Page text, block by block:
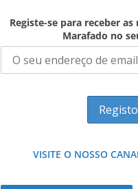
Registe-se para receber
Marafado no
VISITE O NOSSO